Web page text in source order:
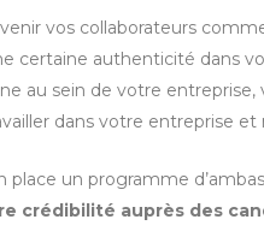
vos collaborateurs
certaine authenticité dans
au sein de votre
dans votre entreprise
place un programme
crédibilité auprès des